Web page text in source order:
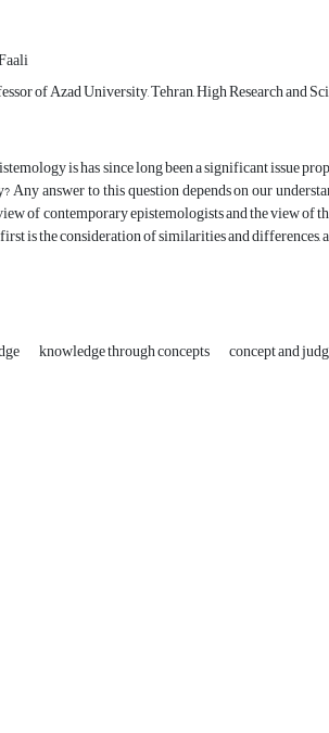
of Azad University, Tehran, High Research and
is has since long been a significant issue
Any answer to this question depends on our
of contemporary epistemologists and the view of
is the consideration of similarities and differences,
knowledge through concepts concept and